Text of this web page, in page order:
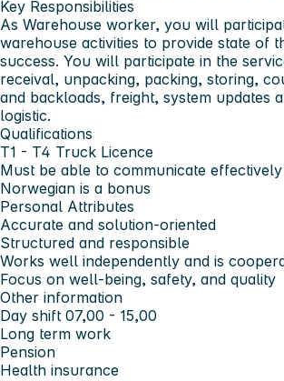
Key Responsibilities
As Warehouse worker, you will
warehouse activities to provide state of
success. You will participate in the
receival, unpacking, packing, storing,
and backloads, freight, system updates
logistic.
Qualifications
T1 - T4 Truck Licence
Must be able to communicate
Norwegian is a bonus
Personal Attributes
Accurate and solution-oriented
Structured and responsible
Works well independently and is
Focus on well-being, safety, and quality
Other information
Day shift 07,00 - 15,00
Long term work
Pension
Health insurance